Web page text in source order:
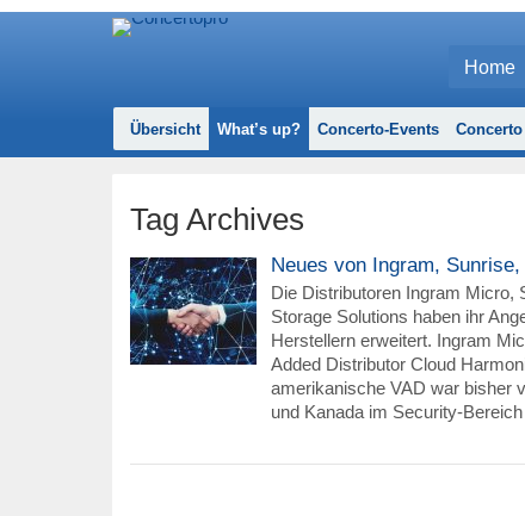
Home
Übersicht What’s up? Concerto-Events
Tag Archives
Neues von Ingram,
Die Distributoren Ingram Micro,
Storage Solutions haben ihr
Herstellern erweitert. Ingram
Added Distributor Cloud
amerikanische VAD war bisher
und Kanada im Security-Bereich